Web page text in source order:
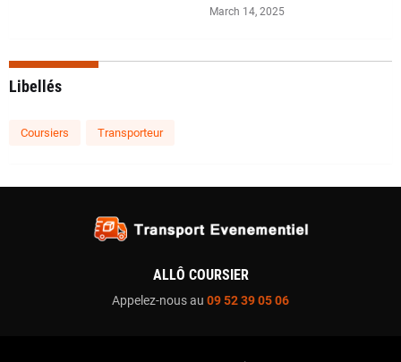
March 14, 2025
Libellés
Coursiers Transporteur
ALLÔ COURSIER
Appelez-nous au 09 52 39 05 06